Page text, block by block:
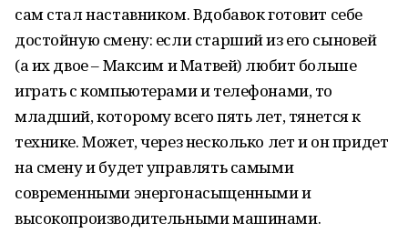
сам стал наставником. Вдобавок готовит себе
достойную смену: если старший из его сыновей
(а их двое – Максим и Матвей) любит больше
играть с компьютерами и телефонами, то
младший, которому всего пять лет, тянется к
технике. Может, через несколько лет и он придет
на смену и будет управлять самыми
современными энергонасыщенными и
высокопроизводительными машинами.